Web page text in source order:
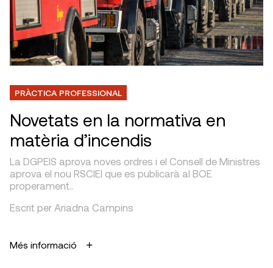
PRÀCTICA PROFESSIONAL
Novetats en la normativa en
matèria d’incendis
La DGPEIS aprova noves ordres i el Consell de Ministres
aprova el nou RSCIEI que es publicarà al BOE
properament..
Escrit per Ariadna Campins
Més informació